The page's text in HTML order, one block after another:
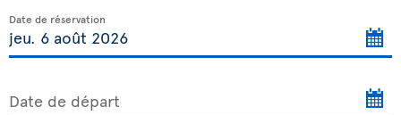
Date de réservation
Date de départ